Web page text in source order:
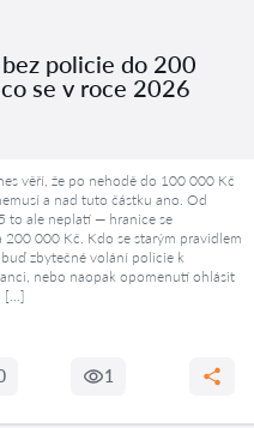
policie do 200
se v roce 2026
věří, že po nehodě do 100 000 Kč
a nad tuto částku ano. Od
to ale neplatí — hranice se
200 000 Kč. Kdo se starým pravidlem
zbytečné volání policie k
nebo naopak opomenutí ohlásit
[…]
1